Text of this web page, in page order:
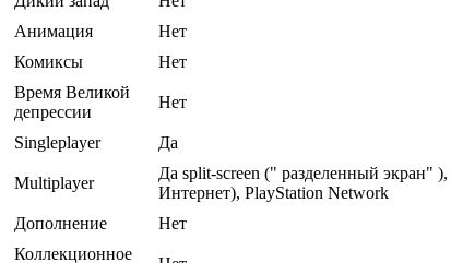
Анимация
Нет
Комиксы
Нет
Время Великой
депрессии
Нет
Singleplayer Да
Multiplayer
Да split-screen (" разделенный экран"
Интернет), PlayStation Network
Дополнение
Нет
Коллекционное